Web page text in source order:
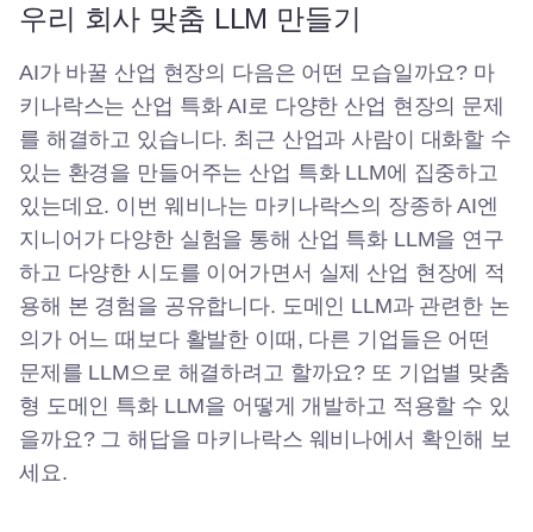
우리 회사 맞춤 LLM 만들기
AI가 바꿀 산업 현장의 다음은 어떤 모습일까요? 마
키나락스는 산업 특화 AI로 다양한 산업 현장의 문제
를 해결하고 있습니다. 최근 산업과 사람이 대화할 수
있는 환경을 만들어주는 산업 특화 LLM에 집중하고
있는데요. 이번 웨비나는 마키나락스의 장종하 AI엔
지니어가 다양한 실험을 통해 산업 특화 LLM을 연구
하고 다양한 시도를 이어가면서 실제 산업 현장에 적
용해 본 경험을 공유합니다. 도메인 LLM과 관련한 논
의가 어느 때보다 활발한 이때, 다른 기업들은 어떤
문제를 LLM으로 해결하려고 할까요? 또 기업별 맞춤
형 도메인 특화 LLM을 어떻게 개발하고 적용할 수 있
을까요? 그 해답을 마키나락스 웨비나에서 확인해 보
세요.